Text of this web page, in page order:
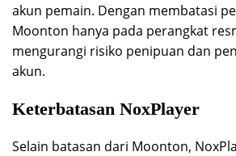
akun pemain. Dengan membatasi
Moonton hanya pada perangkat
mengurangi risiko penipuan dan
akun.
Keterbatasan NoxPlayer
Selain batasan dari Moonton,